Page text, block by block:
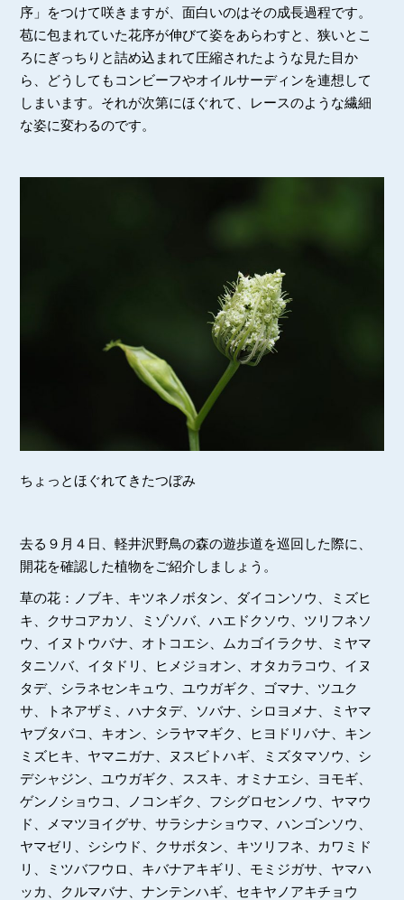
序」をつけて咲きますが、面白いのはその成長過程です。
苞に包まれていた花序が伸びて姿をあらわすと、狭いとこ
ろにぎっちりと詰め込まれて圧縮されたような見た目か
ら、どうしてもコンビーフやオイルサーディンを連想して
しまいます。それが次第にほぐれて、レースのような繊細
な姿に変わるのです。
ちょっとほぐれてきたつぼみ
去る９月４日、軽井沢野鳥の森の遊歩道を巡回した際に、
開花を確認した植物をご紹介しましょう。
草の花：ノブキ、キツネノボタン、ダイコンソウ、ミズヒ
キ、クサコアカソ、ミゾソバ、ハエドクソウ、ツリフネソ
ウ、イヌトウバナ、オトコエシ、ムカゴイラクサ、ミヤマ
タニソバ、イタドリ、ヒメジョオン、オタカラコウ、イヌ
タデ、シラネセンキュウ、ユウガギク、ゴマナ、ツユク
サ、トネアザミ、ハナタデ、ソバナ、シロヨメナ、ミヤマ
ヤブタバコ、キオン、シラヤマギク、ヒヨドリバナ、キン
ミズヒキ、ヤマニガナ、ヌスビトハギ、ミズタマソウ、シ
デシャジン、ユウガギク、ススキ、オミナエシ、ヨモギ、
ゲンノショウコ、ノコンギク、フシグロセンノウ、ヤマウ
ド、メマツヨイグサ、サラシナショウマ、ハンゴンソウ、
ヤマゼリ、シシウド、クサボタン、キツリフネ、カワミド
リ、ミツバフウロ、キバナアキギリ、モミジガサ、ヤマハ
ッカ、クルマバナ、ナンテンハギ、セキヤノアキチョウ